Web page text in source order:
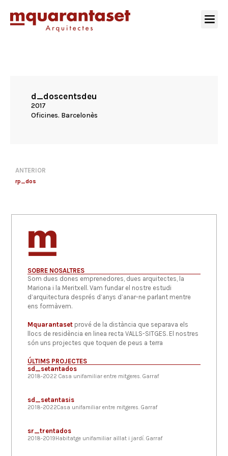
d_doscentsdeu
2017
Oficines. Barcelonès
ANTERIOR
rp_dos
SOBRE NOSALTRES
Som dues dones emprenedores, dues arquitectes, la
Mariona i la Meritxell. Vam fundar el nostre estudi
d’arquitectura després d’anys d’anar-ne parlant mentre
ens formàvem.
Mquarantasetprové de la distància que separava els
llocs de residència en linea recta VALLS-SITGES. El nostres
són uns projectes que toquen de peus a terra
ÚLTIMS PROJECTES
sd_setantados
2018-2022 Casa unifamiliar entre mitgeres. Garraf
sd_setantasis
2018-2022Casa unifamiliar entre mitgeres. Garraf
sr_trentados
2018-2019Habitatge unifamiliar aïllat i jardí. Garraf